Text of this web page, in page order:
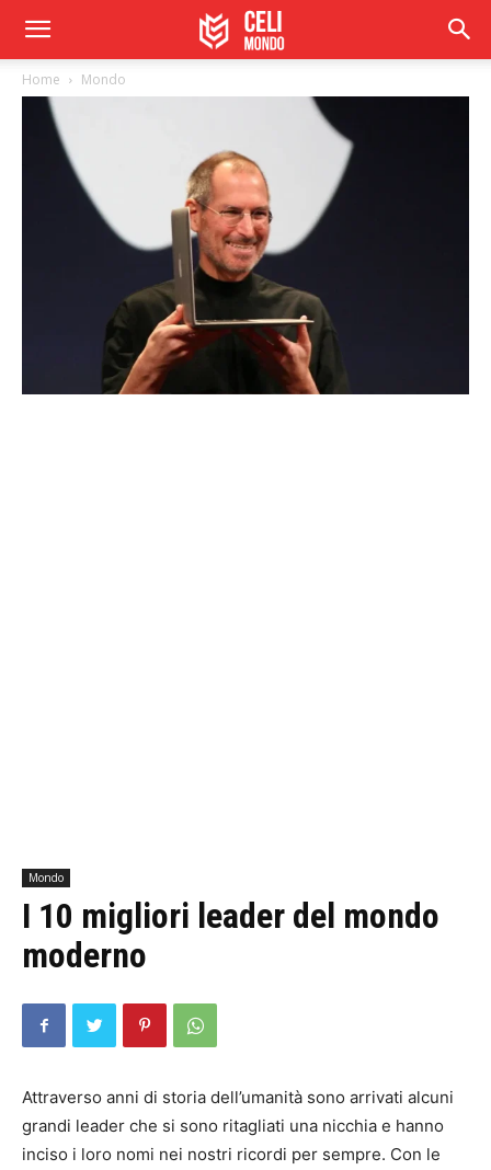
Home Mondo
Mondo
I 10 migliori leader del mondo
moderno
Attraverso anni di storia dell’umanità sono arrivati ​​alcuni
grandi leader che si sono ritagliati una nicchia e hanno
inciso i loro nomi nei nostri ricordi per sempre. Con le